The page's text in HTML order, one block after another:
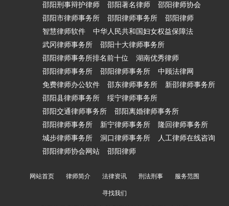
邵阳刑事辩护律师
邵阳著名律师
邵阳律师协会
邵阳市律师事务所
邵阳律师事务所
邵阳律师
智慧律师软件
中华人民共和国妇女权益保障法
武冈律师事务所
邵阳十大律师事务所
邵阳律师事务所排名前十位
湖南优秀律师
邵阳律师事务所
邵阳律师事务所
中顾法律网
免费律师办公软件
邵东律师事务所
新邵律师事务所
邵阳县律师事务所
绥宁律师事务所
邵阳交通律师事务所
邵阳离婚律师事务所
邵阳律师事务所
新宁律师事务所
隆回律师事务所
城步律师事务所
洞口律师事务所
人工律师在线咨询
邵阳律师协会网站
邵阳律师
网站首页 律师简介 法律资讯 刑法刑事 服务范围
寻找我们